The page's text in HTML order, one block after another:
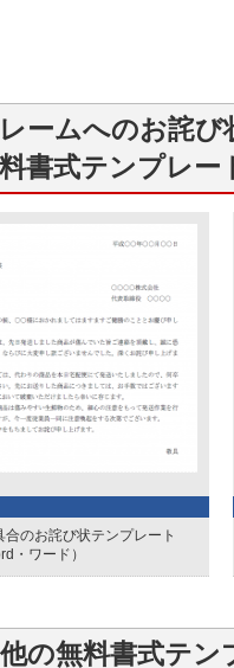
レームへのお詫
書式テンプレー
合のお詫び状テンプレート
・ワード）
の無料書式テン